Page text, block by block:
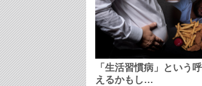
「生活習慣病」という
えるかもし…